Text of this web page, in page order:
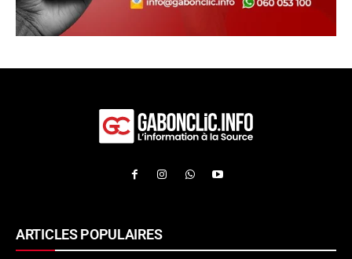
ARTICLES POPULAIRES